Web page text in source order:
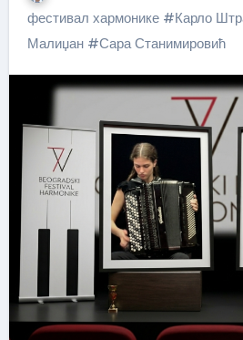
фестивал хармонике#Карло
Малиџан#Сара Станимировић